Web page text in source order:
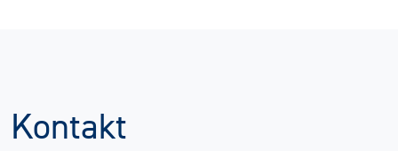
Kontakt